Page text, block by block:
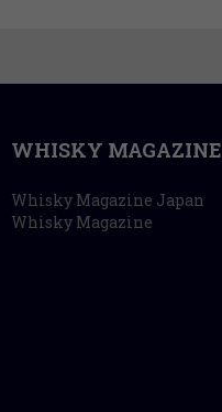
WHISKY MAGAZINE
Whisky Magazine Japan
Whisky Magazine